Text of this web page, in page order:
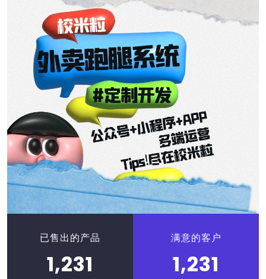
已售出的产品
1,231
满意的客户
1,231